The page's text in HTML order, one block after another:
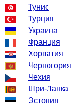
Тунис
Турция
Украина
Франция
Хорватия
Черногория
Чехия
Шри-Ланка
Эстония